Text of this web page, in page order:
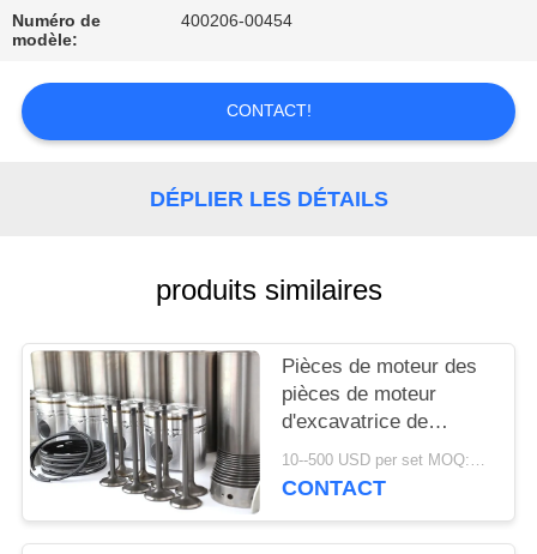
CONTACTEZ-
DEMANDEZ
NOUVELLES
Numéro de
modèle:
400206-00454
CONTACT!
DÉPLIER LES DÉTAILS
produits similaires
Pièces de moteur des
pièces de moteur
d'excavatrice de
KOMATSU PC200
Hitachi EX200 Volvo
10--500 USD per set MOQ:Un Set
CONTACT